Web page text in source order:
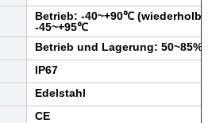
Betrieb: -40~+90℃
-45~+95℃
Betrieb und Lagerung:
IP67
Edelstahl
CE